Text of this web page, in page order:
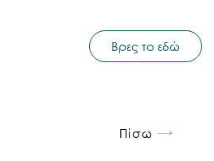
Βρες το εδώ
Πίσω